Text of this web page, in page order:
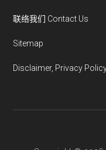
联络我们 Contact Us
Sitemap
Disclaimer, Privacy